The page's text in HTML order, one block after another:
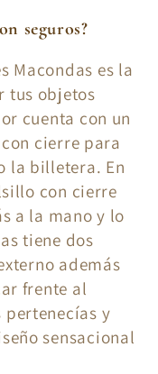
seguros?
Macondas es la
tus objetos
cuenta con un
cierre para
la billetera. En
con cierre
a la mano y lo
tiene dos
además
frente al
y
sensacional